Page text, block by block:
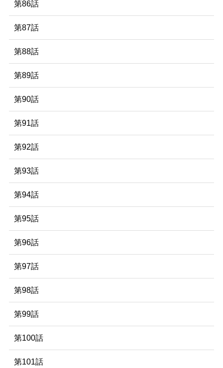
第86話
第87話
第88話
第89話
第90話
第91話
第92話
第93話
第94話
第95話
第96話
第97話
第98話
第99話
第100話
第101話